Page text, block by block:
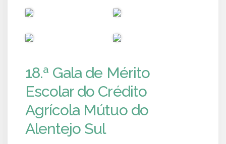
18.ª Gala de Mérito
Escolar do Crédito
Agrícola Mútuo do
Alentejo Sul